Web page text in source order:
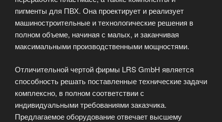
пигменты для ПВХ. Она проектирует и реализует
машиностроительные и технологические решения в
полном объеме, начиная с малых, и заканчивая
максимальными производственными мощностями.
Отличительной чертой фирмы LRS GmbH является
способность решать поставленные технические задачи
комплексно, в полном соответствии с
индивидуальными требованиями заказчика.
Предлагаемое оборудование отвечает высшему